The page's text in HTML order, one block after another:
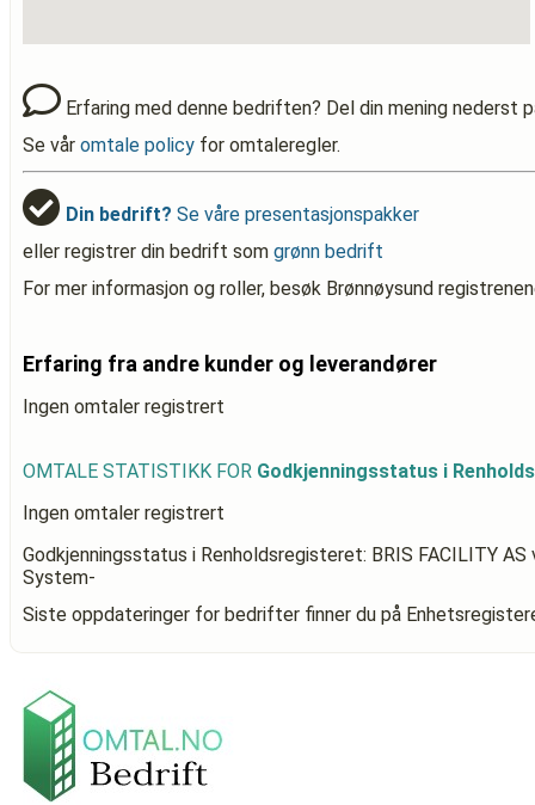
Erfaring med denne bedriften? Del din mening nederst
Se vår omtale policy for omtaleregler.
Din bedrift? Se våre presentasjonspakker
eller registrer din bedrift som grønn bedrift
For mer informasjon og roller, besøk Brønnøysund
Erfaring fra andre kunder og leverandører
Ingen omtaler registrert
OMTALE STATISTIKK FOR Godkjenningsstatus i
Ingen omtaler registrert
Godkjenningsstatus i Renholdsregisteret: BRIS FACILITY AS
System-
Siste oppdateringer for bedrifter finner du på